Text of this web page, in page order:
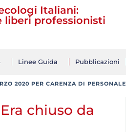
Italiani:
liberi professionisti
Linee Guida Pubblicazioni
2020 PER CARENZA DI PERSONALE
chiuso da